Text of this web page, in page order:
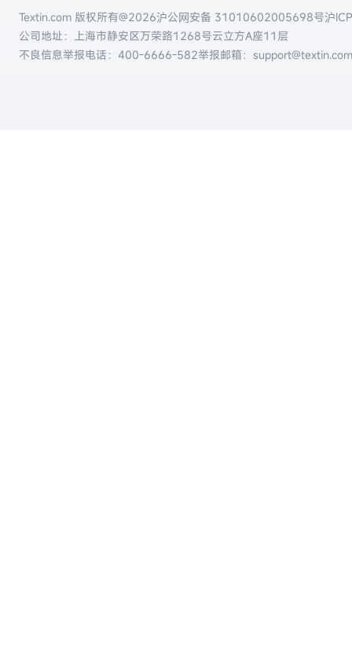
Textin.com 版权所有@2026沪公网安备 31010602005698号沪
公司地址：上海市静安区万荣路1268号云立方A座11层
不良信息举报电话： 400-6666-582举报邮箱：support@textin.com